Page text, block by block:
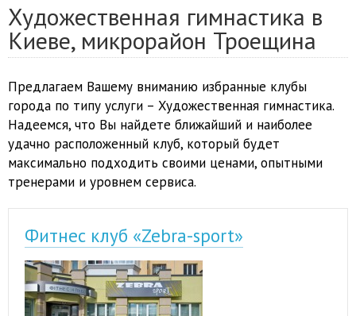
Художественная гимнастика в
Киеве, микрорайон Троещина
Предлагаем Вашему вниманию избранные клубы
города по типу услуги – Художественная гимнастика.
Надеемся, что Вы найдете ближайший и наиболее
удачно расположенный клуб, который будет
максимально подходить своими ценами, опытными
тренерами и уровнем сервиса.
Фитнес клуб «Zebra-sport»